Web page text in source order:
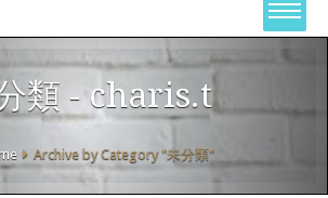
類 - charis.t
Archive by Category "未分類"